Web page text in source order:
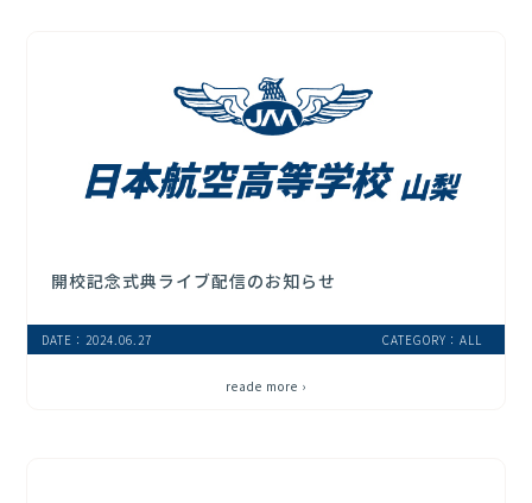
開校記念式典ライブ配信のお知らせ
DATE：2024.06.27 CATEGORY：ALL
reade more ›